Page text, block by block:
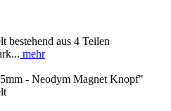
bestehend aus 4 Teilen
mehr
- Neodym Magnet Knopf"